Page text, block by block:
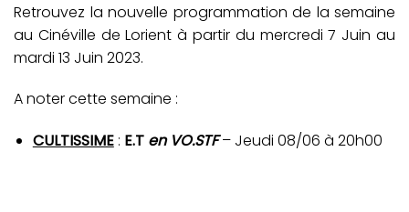
Retrouvez la nouvelle programmation de la semaine
au Cinéville de Lorient à partir du mercredi 7 Juin au
mardi 13 Juin 2023.
A noter cette semaine :
CULTISSIME: E.T en VO.STF– Jeudi 08/06 à 20h00